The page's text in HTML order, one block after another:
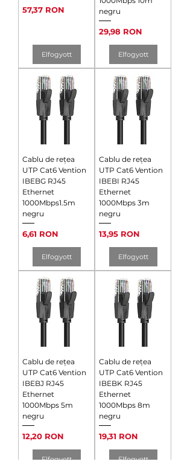
Ár
57,37 RON
Elfogyott
negru
Ár
29,98 RON
Elfogyott
Cablu de rețea
UTP Cat6 Vention
IBEBG RJ45
Ethernet
1000Mbps1.5m
negru
Ár
6,61 RON
Elfogyott
Cablu de rețea
UTP Cat6 Vention
IBEBI RJ45
Ethernet
1000Mbps 3m
negru
Ár
13,95 RON
Elfogyott
Cablu de rețea
UTP Cat6 Vention
IBEBJ RJ45
Ethernet
1000Mbps 5m
negru
Ár
12,20 RON
Elfogyott
Cablu de rețea
UTP Cat6 Vention
IBEBK RJ45
Ethernet
1000Mbps 8m
negru
Ár
19,31 RON
Elfogyott